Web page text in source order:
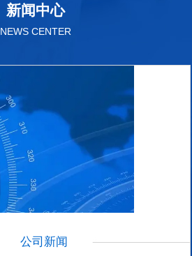
新闻中心
NEWS CENTER
公司新闻